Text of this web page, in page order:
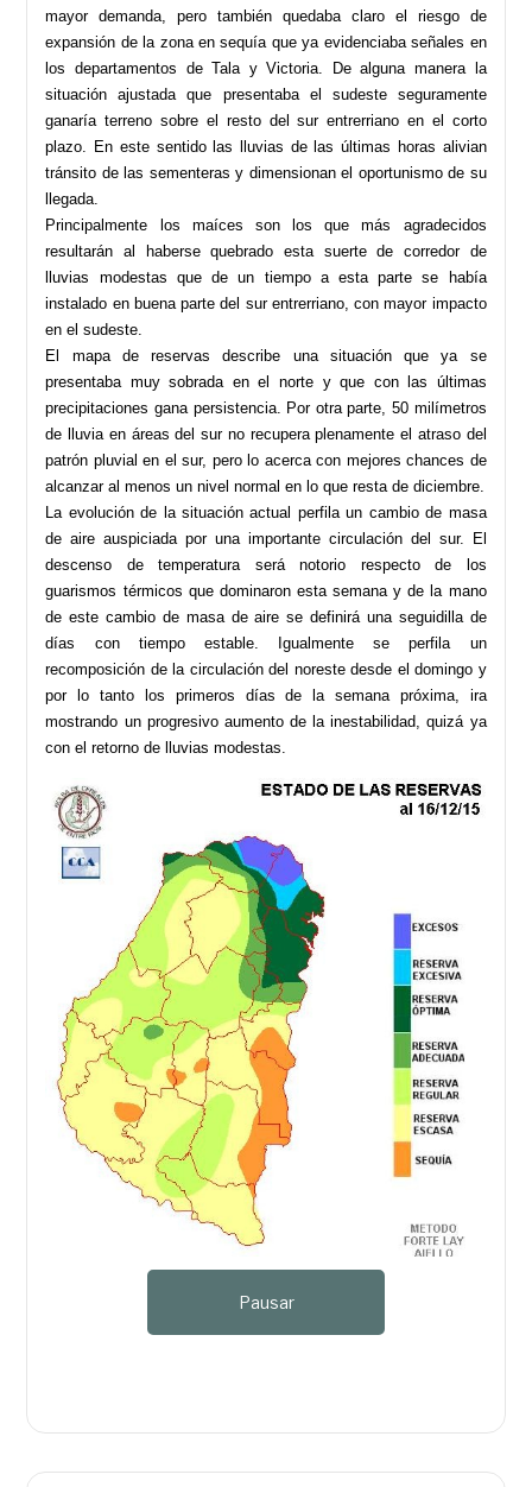
mayor demanda, pero también quedaba claro el riesgo de
expansión de la zona en sequía que ya evidenciaba señales en
los departamentos de Tala y Victoria. De alguna manera la
situación ajustada que presentaba el sudeste seguramente
ganaría terreno sobre el resto del sur entrerriano en el corto
plazo. En este sentido las lluvias de las últimas horas alivian
tránsito de las sementeras y dimensionan el oportunismo de su
llegada.
Principalmente los maíces son los que más agradecidos
resultarán al haberse quebrado esta suerte de corredor de
lluvias modestas que de un tiempo a esta parte se había
instalado en buena parte del sur entrerriano, con mayor impacto
en el sudeste.
El mapa de reservas describe una situación que ya se
presentaba muy sobrada en el norte y que con las últimas
precipitaciones gana persistencia. Por otra parte, 50 milímetros
de lluvia en áreas del sur no recupera plenamente el atraso del
patrón pluvial en el sur, pero lo acerca con mejores chances de
alcanzar al menos un nivel normal en lo que resta de diciembre.
La evolución de la situación actual perfila un cambio de masa
de aire auspiciada por una importante circulación del sur. El
descenso de temperatura será notorio respecto de los
guarismos térmicos que dominaron esta semana y de la mano
de este cambio de masa de aire se definirá una seguidilla de
días con tiempo estable. Igualmente se perfila un
recomposición de la circulación del noreste desde el domingo y
por lo tanto los primeros días de la semana próxima, ira
mostrando un progresivo aumento de la inestabilidad, quizá ya
con el retorno de lluvias modestas.
Pausar